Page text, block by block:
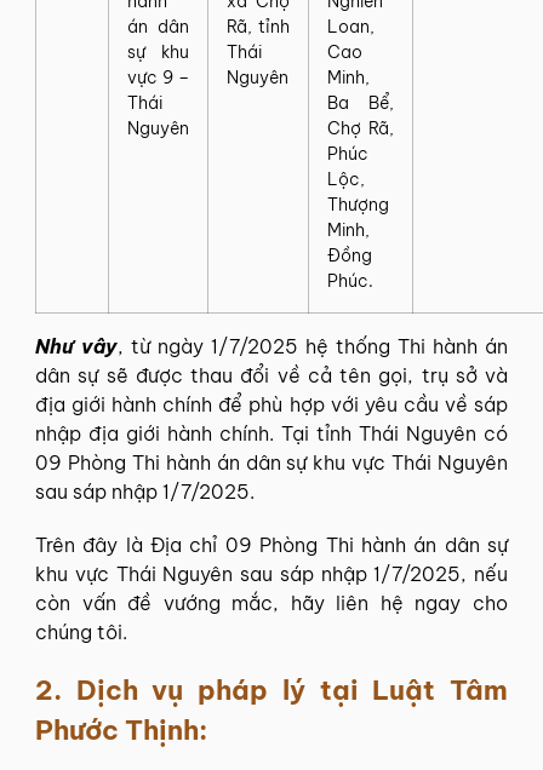
án dân
sự khu
vực 9 –
Thái
Nguyên
Rã, tỉnh
Thái
Nguyên
Loan,
Cao
Minh,
Ba Bể,
Chợ Rã,
Phúc
Lộc,
Thượng
Minh,
Đồng
Phúc.
Như vây, từ ngày 1/7/2025 hệ thống Thi hành án
dân sựsẽ được thau đổi về cả tên gọi, trụ sở và
địa giới hành chính để phù hợp với yêu cầu về sáp
nhập địa giới hành chính. Tại tỉnh Thái Nguyên có
09 Phòng Thi hành án dân sự khu vực Thái Nguyên
sau sáp nhập 1/7/2025.
Trên đây là Địa chỉ 09 Phòng Thi hành án dân sự
khu vực Thái Nguyên sau sáp nhập 1/7/2025, nếu
còn vấn đề vướng mắc, hãy liên hệ ngay cho
chúng tôi.
2. Dịch vụ pháp lý tại Luật Tâm
Phước Thịnh: